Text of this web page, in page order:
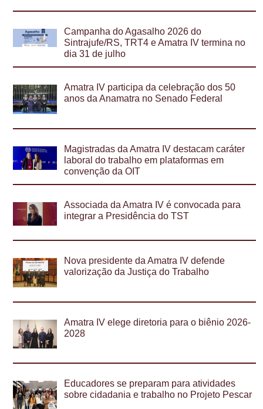
Campanha do Agasalho 2026 do
Sintrajufe/RS, TRT4 e Amatra IV termina no
dia 31 de julho
Amatra IV participa da celebração dos 50
anos da Anamatra no Senado Federal
Magistradas da Amatra IV destacam caráter
laboral do trabalho em plataformas em
convenção da OIT
Associada da Amatra IV é convocada para
integrar a Presidência do TST
Nova presidente da Amatra IV defende
valorização da Justiça do Trabalho
Amatra IV elege diretoria para o biênio 2026-
2028
Educadores se preparam para atividades
sobre cidadania e trabalho no Projeto Pescar